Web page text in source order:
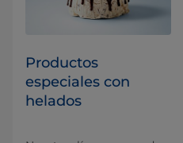
Productos
especiales con
helados